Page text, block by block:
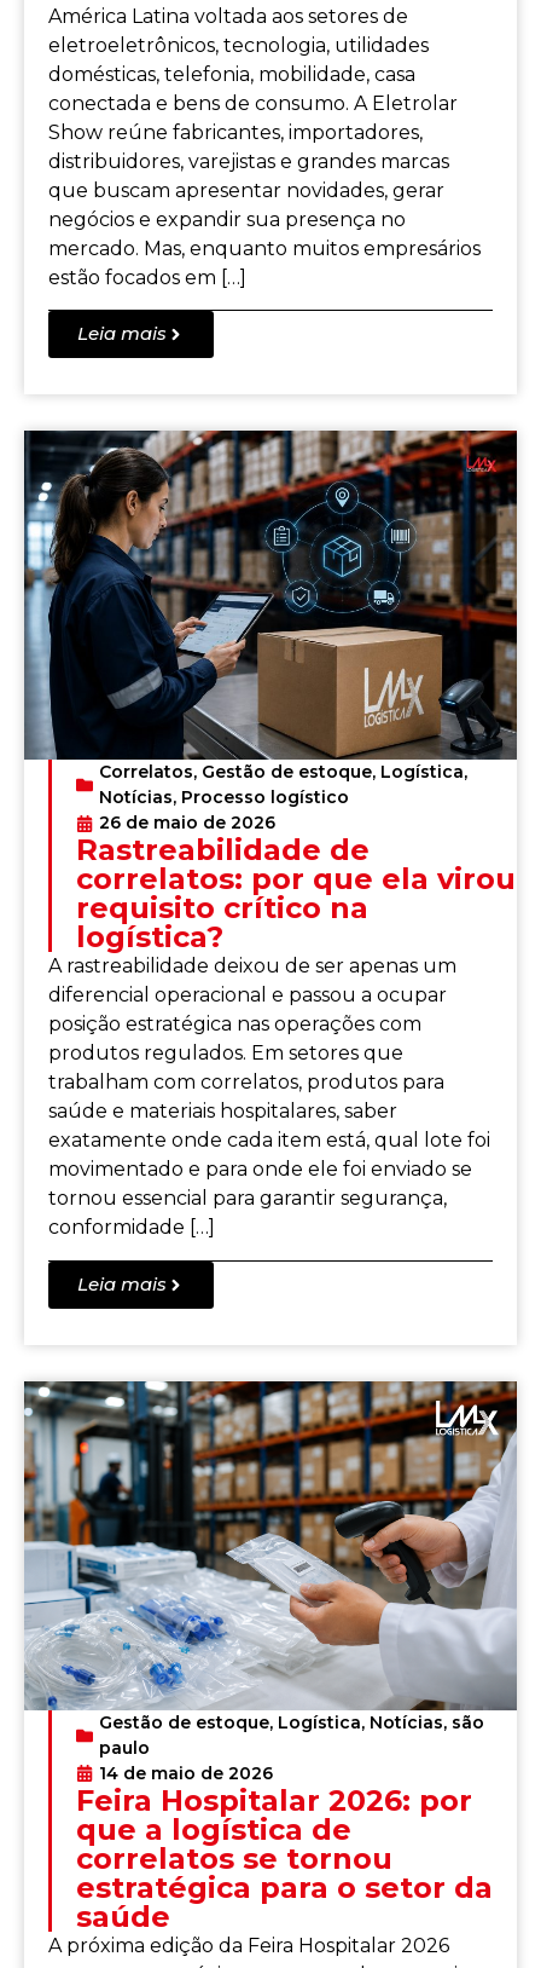
América Latina voltada aos setores de
eletroeletrônicos, tecnologia, utilidades
domésticas, telefonia, mobilidade, casa
conectada e bens de consumo. A Eletrolar
Show reúne fabricantes, importadores,
distribuidores, varejistas e grandes marcas
que buscam apresentar novidades, gerar
negócios e expandir sua presença no
mercado. Mas, enquanto muitos empresários
estão focados em […]
Leia mais
Correlatos, Gestão de estoque, Logística,
Notícias, Processo logístico
26 de maio de 2026
Rastreabilidade de
correlatos: por que ela virou
requisito crítico na
logística?
A rastreabilidade deixou de ser apenas um
diferencial operacional e passou a ocupar
posição estratégica nas operações com
produtos regulados. Em setores que
trabalham com correlatos, produtos para
saúde e materiais hospitalares, saber
exatamente onde cada item está, qual lote foi
movimentado e para onde ele foi enviado se
tornou essencial para garantir segurança,
conformidade […]
Leia mais
Gestão de estoque, Logística, Notícias, são
paulo
14 de maio de 2026
Feira Hospitalar 2026: por
que a logística de
correlatos se tornou
estratégica para o setor da
saúde
A próxima edição da Feira Hospitalar 2026